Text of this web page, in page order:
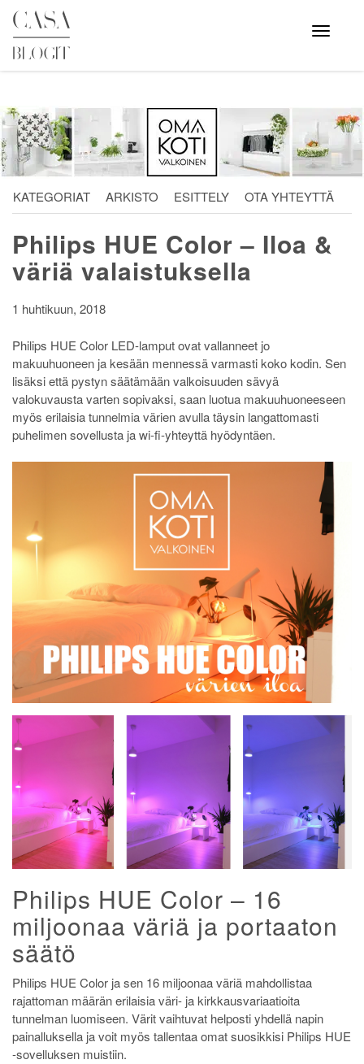
Skip
content
Avaa
valikko
KATEGORIAT ARKISTO ESITTELY OTA YHTEYTTÄ
Philips HUE Color – Iloa &
väriä valaistuksella
1 huhtikuun, 2018
Philips HUE Color LED-lamput ovat vallanneet jo
makuuhuoneen ja kesään mennessä varmasti koko kodin. Sen
lisäksi että pystyn säätämään valkoisuuden sävyä
valokuvausta varten sopivaksi, saan luotua makuuhuoneeseen
myös erilaisia tunnelmia värien avulla täysin langattomasti
puhelimen sovellusta ja wi-fi-yhteyttä hyödyntäen.
Philips HUE Color – 16
miljoonaa väriä ja portaaton
säätö
Philips HUE Color ja sen 16 miljoonaa väriä mahdollistaa
rajattoman määrän erilaisia väri- ja kirkkausvariaatioita
tunnelman luomiseen. Värit vaihtuvat helposti yhdellä napin
painalluksella ja voit myös tallentaa omat suosikkisi Philips HUE
-sovelluksen muistiin.